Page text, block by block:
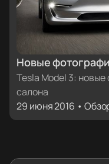
Новые
«шпионские»
салона Model 3)
Tesla Model 3:
салона
29 июня 2016 •